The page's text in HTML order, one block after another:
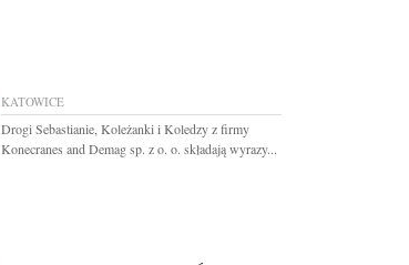
KATOWICE
Drogi Sebastianie, Koleżanki i Koledzy z firmy
Konecranes and Demag sp. z o. o. składają wyrazy...